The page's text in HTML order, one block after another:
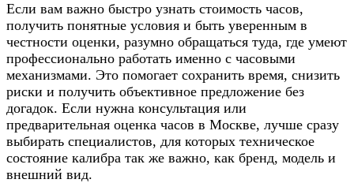
Если вам важно быстро узнать стоимость часов,
получить понятные условия и быть уверенным в
честности оценки, разумно обращаться туда, где умеют
профессионально работать именно с часовыми
механизмами. Это помогает сохранить время, снизить
риски и получить объективное предложение без
догадок. Если нужна консультация или
предварительная оценка часов в Москве, лучше сразу
выбирать специалистов, для которых техническое
состояние калибра так же важно, как бренд, модель и
внешний вид.